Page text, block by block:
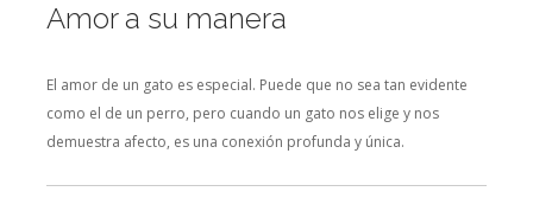
Amor a su manera
El amor de un gato es especial. Puede que no sea tan evidente
como el de un perro, pero cuando un gato nos elige y nos
demuestra afecto, es una conexión profunda y única.